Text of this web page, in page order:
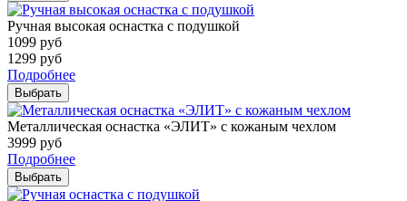
Ручная высокая оснастка с подушкой
1099 руб
1299 руб
Подробнее
Выбрать
Металлическая оснастка «ЭЛИТ» с кожаным чехлом
3999 руб
Подробнее
Выбрать